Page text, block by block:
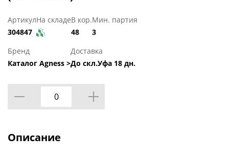
Артикул
304847
На складеВ кор.
48
Мин. партия
3
Бренд
Каталог Agness >
Доставка
До скл.Уфа 18 дн.
Описание